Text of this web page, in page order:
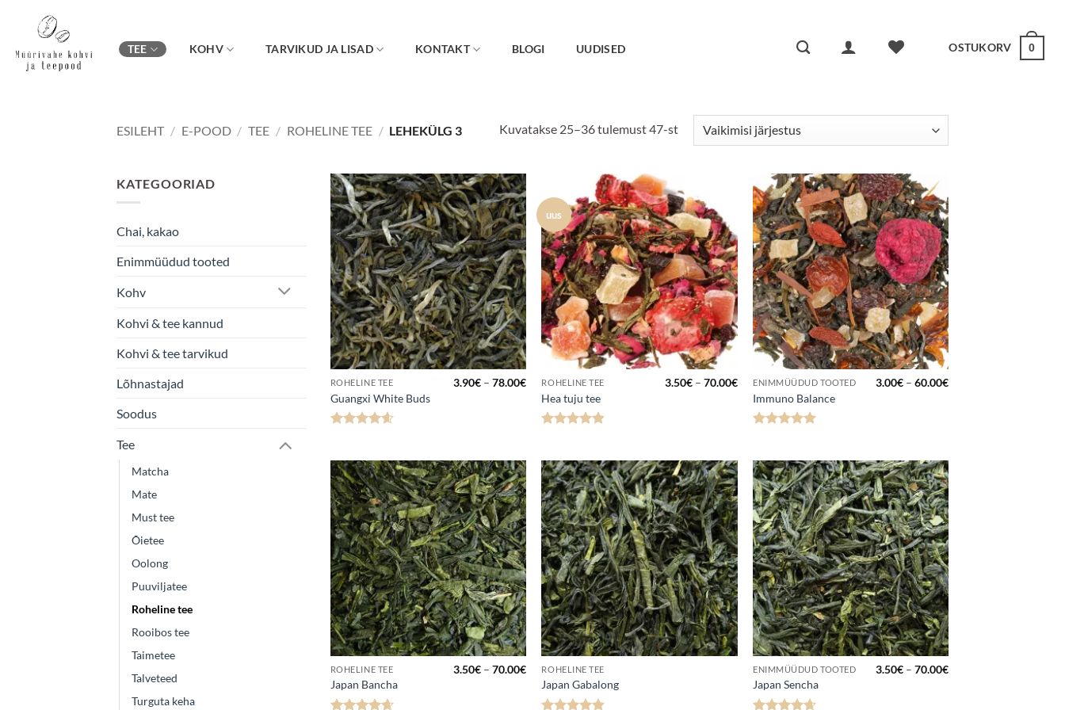
content
TEE KOHV TARVIKUD JA LISAD KONTAKT BLOGI UUDISED OSTUKORV 0
ESILEHT / E-POOD / TEE / ROHELINE TEE / LEHEKÜLG 3 Kuvatakse 25–36 tulemust 47-st
KATEGOORIAD
Chai, kakao
Enimmüüdud tooted
Kohv
Kohvi & tee kannud
Kohvi & tee tarvikud
Lõhnastajad
Soodus
Tee
Matcha
Mate
Must tee
Õietee
Oolong
Puuviljatee
Roheline tee
Rooibos tee
Taimetee
Talveteed
Turguta keha
Lisa
lemmikuks
ROHELINE TEE
Guangxi White Buds
3.90€ – 78.00€Hinnavahemik:
3.90€
kuni
78.00€
uus
Lisa
lemmikuks
ROHELINE TEE
Hea tuju tee
3.50€ – 70.00€Hinnavahemik:
3.50€
kuni
70.00€
Lisa
lemmikuks
ENIMMÜÜDUD TOOTED
Immuno Balance
3.00€ – 60.00€Hinnavahemik:
Lisa
lemmikuks
ROHELINE TEE
Japan Bancha
3.50€ – 70.00€Hinnavahemik:
3.50€
kuni
70.00€
Lisa
lemmikuks
ROHELINE TEE
Japan Gabalong
Lisa
lemmikuks
ENIMMÜÜDUD TOOTED
Japan Sencha
3.50€ – 70.00€Hinnavahemik: